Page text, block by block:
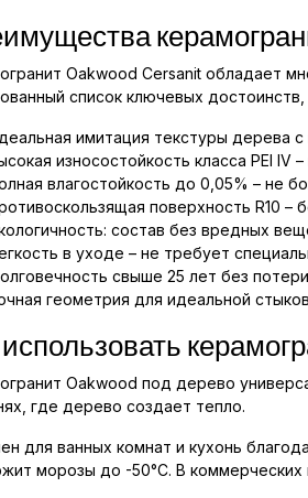
Oakwood Cersanit обладает
список ключевых
имитация текстуры дерева
износостойкость класса PEI
влагостойкость до 0,05% – не
поверхность R10
состав без вредных
в уходе – не требует
свыше 25 лет без
геометрия для идеальной
Oakwood под дерево
где дерево создает тепло.
для ванных комнат и кухонь
морозы до -50°C. В коммерческих